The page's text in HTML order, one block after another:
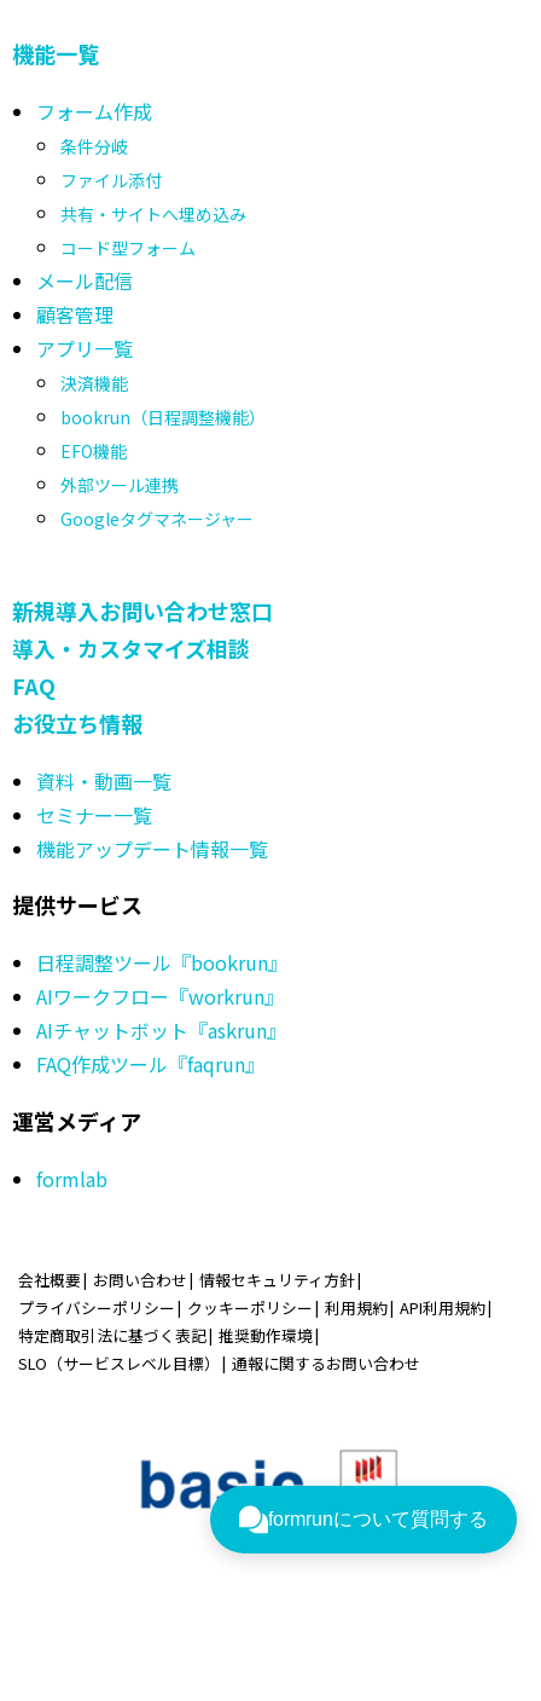
キャンペーン応募フォーム
社内申請フォーム
制作会社・代理店
フォームテンプレート
機能一覧
フォーム作成
条件分岐
ファイル添付
共有・サイトへ埋め込み
コード型フォーム
メール配信
決済機能
bookrun（日程調整機能）
外部ツール連携
新規導入お問い合わせ窓口
FAQ
お役立ち情報
資料・動画一覧
セミナー一覧
機能アップデート情報一覧
提供サービス
AIチャットボット『askrun』
FAQ作成ツール『faqrun』
運営メディア
お問い合わせ 情報セキュリティ方針
クッキーポリシー